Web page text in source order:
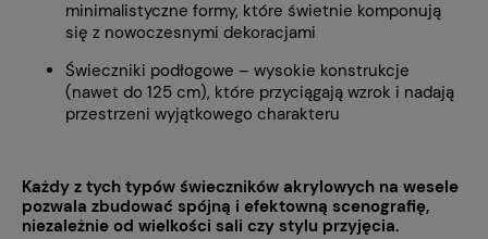
minimalistyczne formy, które świetnie komponują
się z nowoczesnymi dekoracjami
Świeczniki podłogowe – wysokie konstrukcje
(nawet do 125 cm), które przyciągają wzrok i nadają
przestrzeni wyjątkowego charakteru
Każdy z tych typów świeczników akrylowych na wesele
pozwala zbudować spójną i efektowną scenografię,
niezależnie od wielkości sali czy stylu przyjęcia.